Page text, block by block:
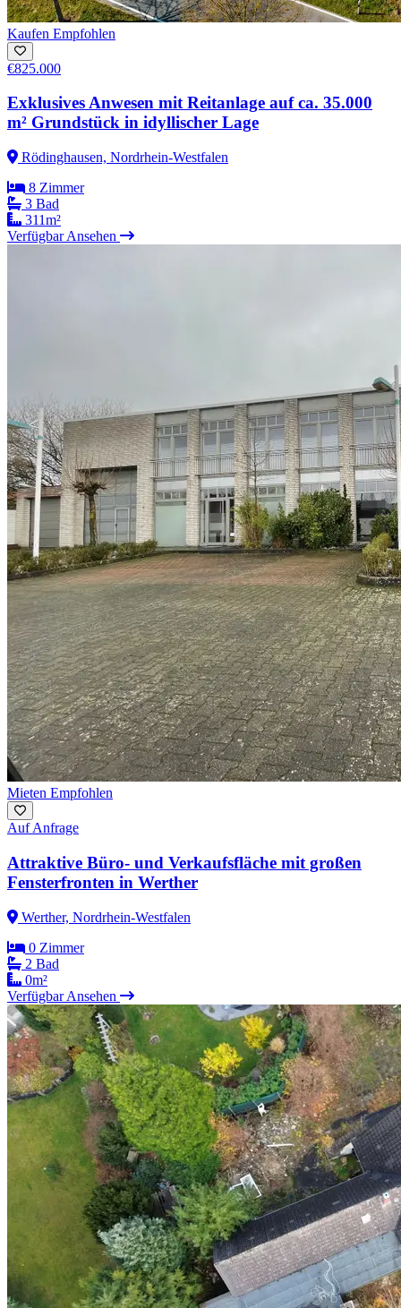
Kaufen Empfohlen
€825.000
Exklusives Anwesen mit Reitanlage auf ca. 35.000
m² Grundstück in idyllischer Lage
Rödinghausen, Nordrhein-Westfalen
8 Zimmer
3 Bad
311m²
VerfügbarAnsehen
Mieten Empfohlen
Auf Anfrage
Attraktive Büro- und Verkaufsfläche mit großen
Fensterfronten in Werther
Werther, Nordrhein-Westfalen
0 Zimmer
2 Bad
0m²
VerfügbarAnsehen